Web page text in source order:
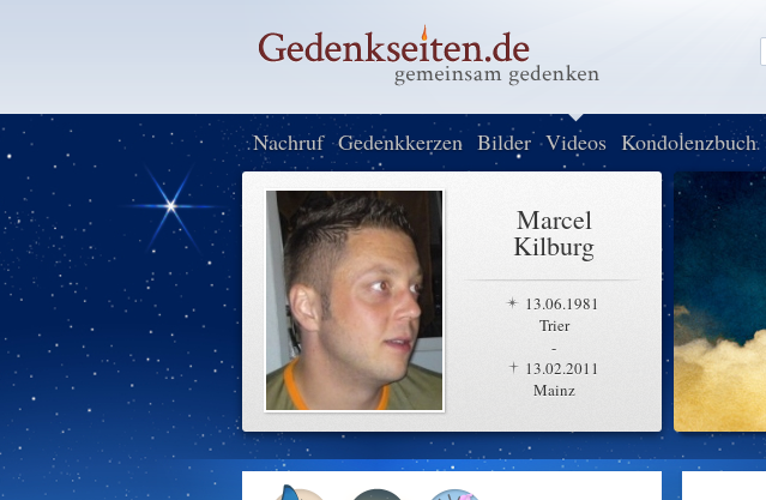
Nachruf Gedenkkerzen Bilder Videos Kondolenzbuch
Marcel
Kilburg
13.06.1981
Trier
-
13.02.2011
Mainz